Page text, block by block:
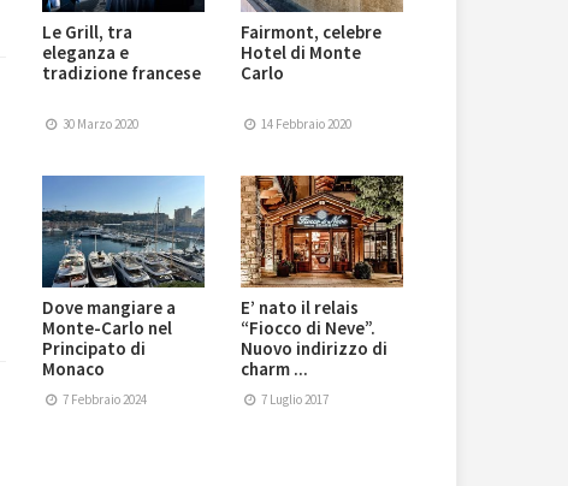
Le Grill, tra
eleganza e
tradizione francese
30 Marzo 2020
Fairmont, celebre
Hotel di Monte
Carlo
14 Febbraio 2020
Dove mangiare a
Monte-Carlo nel
Principato di
Monaco
7 Febbraio 2024
E’ nato il relais
“Fiocco di Neve”.
Nuovo indirizzo di
charm ...
7 Luglio 2017